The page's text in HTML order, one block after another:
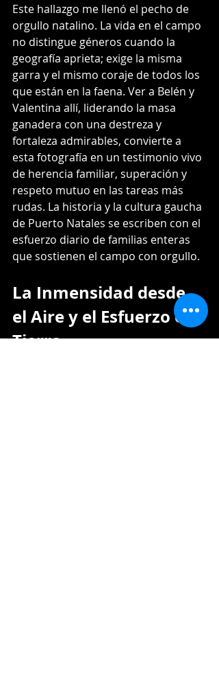
Este hallazgo me llenó el pecho de
orgullo natalino. La vida en el campo
no distingue géneros cuando la
geografía aprieta; exige la misma
garra y el mismo coraje de todos los
que están en la faena. Ver a Belén y
Valentina allí, liderando la masa
ganadera con una destreza y
fortaleza admirables, convierte a
esta fotografía en un testimonio vivo
de herencia familiar, superación y
respeto mutuo en las tareas más
rudas. La historia y la cultura gaucha
de Puerto Natales se escriben con el
esfuerzo diario de familias enteras
que sostienen el campo con orgullo.
La Inmensidad desde
el Aire y el Esfuerzo en
Tierra